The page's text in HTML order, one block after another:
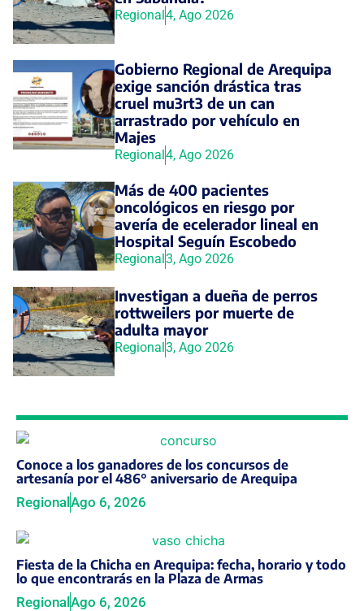
Regional4, Ago 2026
Gobierno Regional de Arequipa
exige sanción drástica tras
cruel mu3rt3 de un can
arrastrado por vehículo en
Majes
Regional4, Ago 2026
Más de 400 pacientes
oncológicos en riesgo por
avería de ecelerador lineal en
Hospital Seguín Escobedo
Regional3, Ago 2026
Investigan a dueña de perros
rottweilers por muerte de
adulta mayor
Regional3, Ago 2026
Conoce a los ganadores de los concursos de
artesanía por el 486° aniversario de Arequipa
Regional Ago 6, 2026
Fiesta de la Chicha en Arequipa: fecha, horario y todo
lo que encontrarás en la Plaza de Armas
RegionalAgo 6, 2026